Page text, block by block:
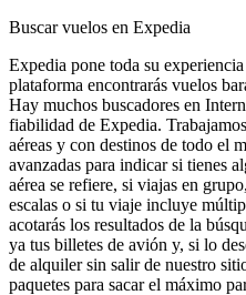
Buscar vuelos en Expedia
Expedia pone toda su
plataforma encontrarás vuelos
Hay muchos buscadores en
fiabilidad de Expedia.
aéreas y con destinos de todo el
avanzadas para indicar si tienes
aérea se refiere, si viajas en
escalas o si tu viaje incluye
acotarás los resultados de la
ya tus billetes de avión y, si lo
de alquiler sin salir de nuestro
paquetes para sacar el máximo